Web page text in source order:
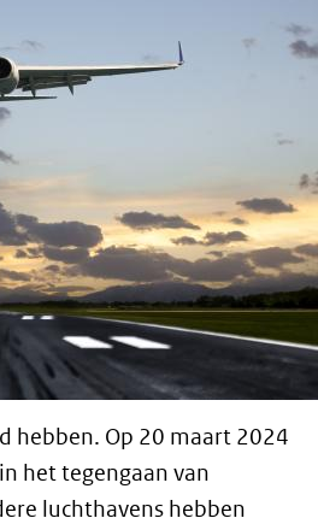
hebben. Op 20 maart 2024
het tegengaan van
luchthavens hebben